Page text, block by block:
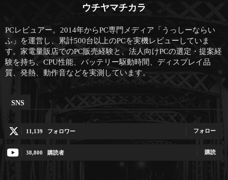
ウチヤマチカラ
PCレビュアー。2014年からPC専門メディア「うっしーならい
ふ」を運営し、累計500台以上のPCを実機レビューしていま
す。家電量販店でのPC販売経験と、法人向けPCの選定・提案経
験を持ち、CPU性能、バッテリー駆動時間、ディスプレイ品
質、発熱、動作音などを実測しています。
SNS
11,139 フォロワー フォロー
38,800 購読者 購読